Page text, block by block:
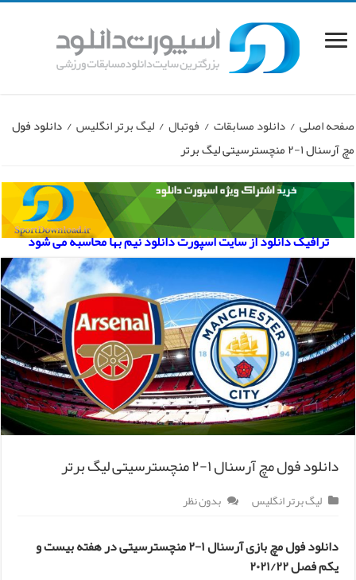
صفحه اصلی / دانلود مسابقات / فوتبال / لیگ برتر انگلیس / دانلود فول
مچ آرسنال ۱-۲ منچسترسیتی لیگ برتر
ترافیک دانلود از سایت اسپورت دانلود نیم بها محاسبه می شود
دانلود فول مچ آرسنال ۱-۲ منچسترسیتی لیگ برتر
لیگ برتر انگلیس بدون نظر
دانلود فول مچ بازی آرسنال ۱-۲ منچسترسیتی در هفته بیست و
یکم فصل ۲۰۲۱/۲۲